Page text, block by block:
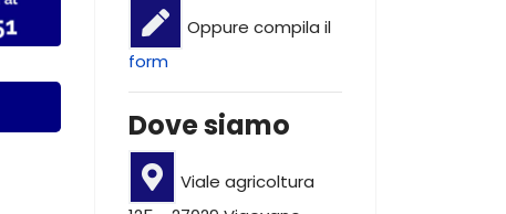
Oppure compila il
form
Dove siamo
Viale agricoltura